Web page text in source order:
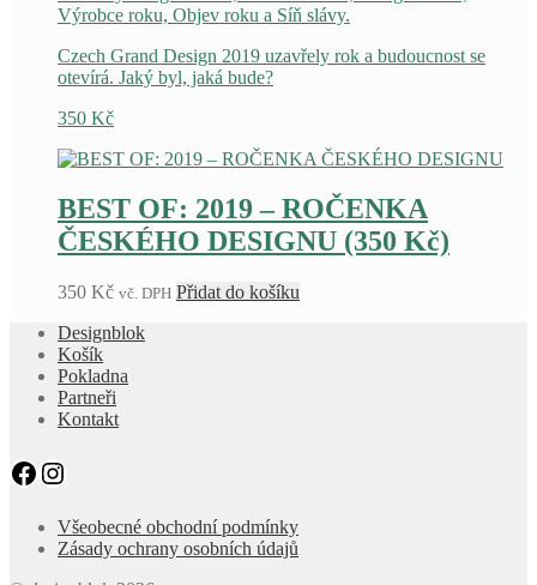
Výrobce roku, Objev roku a Síň slávy.
Czech Grand Design 2019 uzavřely rok a budoucnost se
otevírá. Jaký byl, jaká bude?
350 Kč
BEST OF: 2019 – ROČENKA
ČESKÉHO DESIGNU (350 Kč)
350 Kč vč. DPH Přidat do košíku
Designblok
Košík
Pokladna
Partneři
Kontakt
Facebook
Instagram
Všeobecné obchodní podmínky
Zásady ochrany osobních údajů